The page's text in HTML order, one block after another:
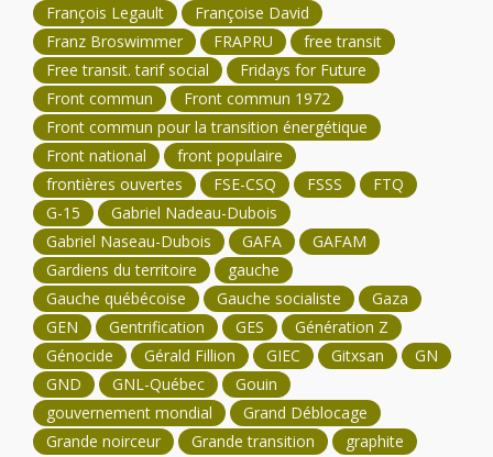
François Legault
Françoise David
Franz Broswimmer
FRAPRU
free transit
Free transit. tarif social
Fridays for Future
Front commun
Front commun 1972
Front commun pour la transition énergétique
Front national
front populaire
frontières ouvertes
FSE-CSQ FSSS
FTQ
G-15
Gabriel Nadeau-Dubois
Gabriel Naseau-Dubois
GAFA
GAFAM
Gardiens du territoire
gauche
Gauche québécoise
Gauche socialiste
Gaza
GEN
Gentrification GES
Génération Z
Génocide
Gérald Fillion GIEC Gitxsan
GN
GND
GNL-Québec
Gouin
gouvernement mondial
Grand Déblocage
Grande noirceur
Grande transition
graphite